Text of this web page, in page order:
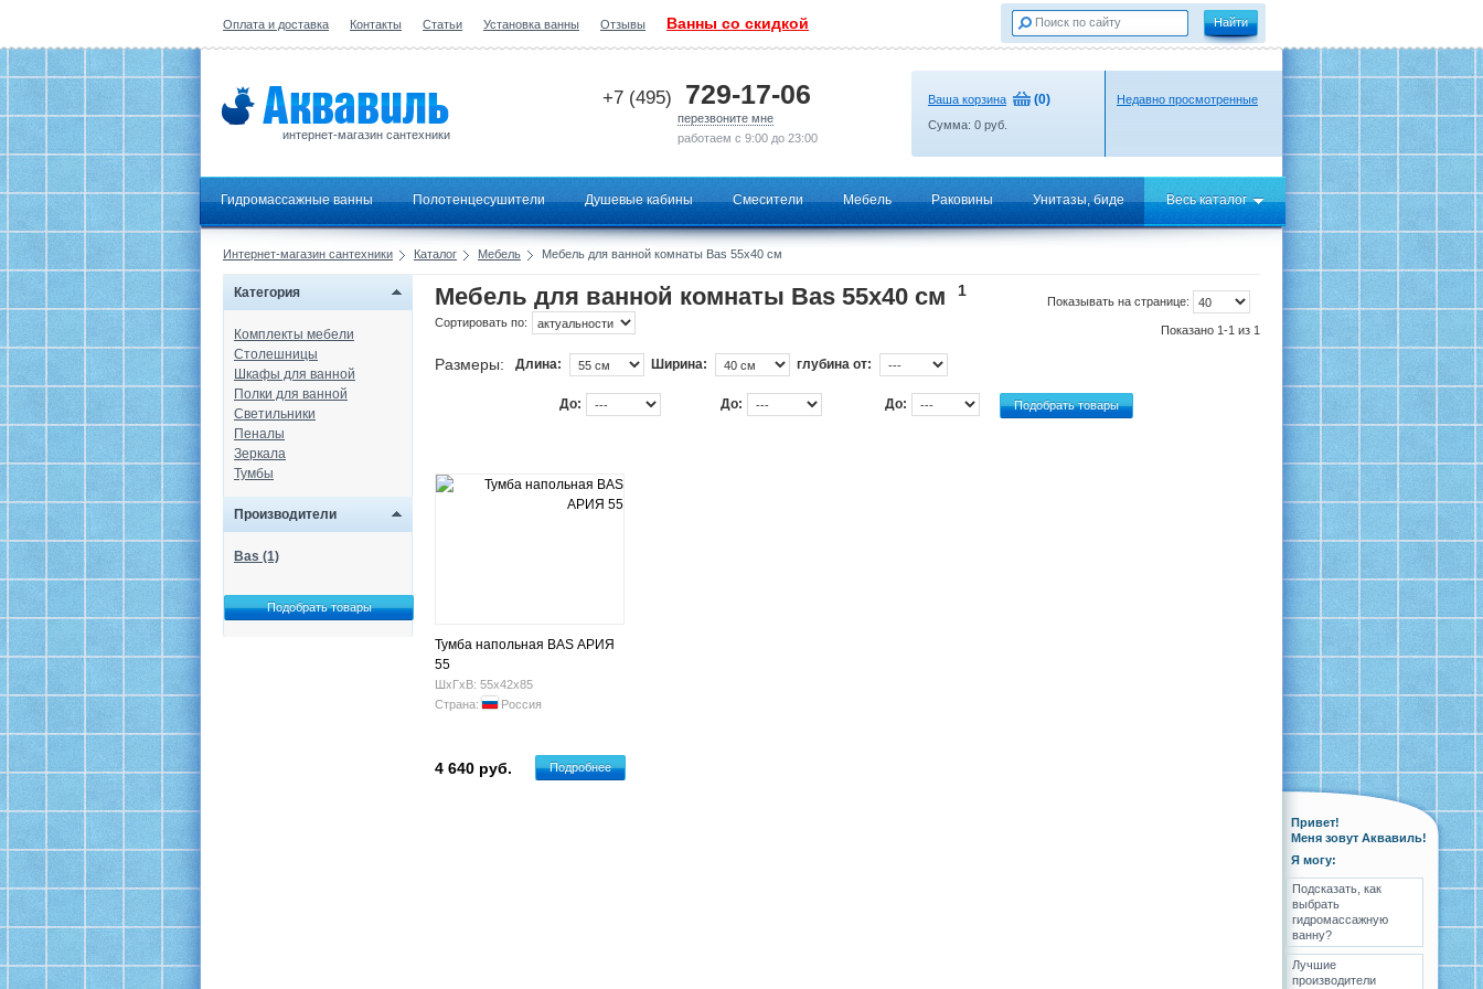
Оплата и доставка Контакты Статьи Установка ванны Отзывы Ванны со скидкой
интернет-магазин сантехники
+7 (495) 729-17-06
перезвоните мне
работаем с 9:00 до 23:00
Ваша корзина (0)
Сумма: 0 руб.
Недавно просмотренные
Гидромассажные ванны Полотенцесушители Душевые кабины Смесители Мебель Раковины Унитазы, биде Весь каталог
Интернет-магазин сантехники Каталог Мебель Мебель для ванной комнаты Bas 55х40 см
Категория
Комплекты мебели
Столешницы
Шкафы для ванной
Полки для ванной
Светильники
Пеналы
Зеркала
Тумбы
Производители
Bas (1)
Показывать на странице:
Показано 1-1 из 1
Мебель для ванной комнаты Bas 55х40 см 1
Сортировать по:
Размеры: Длина: Ширина: глубина от:
До: До: До:
Тумба напольная BAS АРИЯ
55
ШхГхВ: 55х42х85
Страна:
Россия
4 640 руб. Подробнее
Привет!
Меня зовут Аквавиль!
Я могу:
Подсказать, как
выбрать
гидромассажную
ванну?
Лучшие
производители